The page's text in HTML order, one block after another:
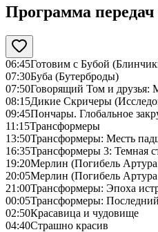
Программа
06:45Готовим с Бубой
07:30Буба (Бутерброды)
07:50Говорящий Том и
08:15Дикие Скричеры
09:45Пончары. Глобальное
11:15Трансформеры
13:50Трансформеры: Месть
16:35Трансформеры 3: Темная
19:20Мерлин (Погибель
20:05Мерлин (Погибель
21:00Трансформеры: Эпоха
00:05Трансформеры:
02:50Красавица и чудовище
04:40Страшно красив